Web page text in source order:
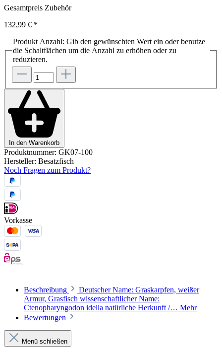
Gesamtpreis Zubehör
132,99 € *
Produkt Anzahl: Gib den gewünschten Wert ein oder benutze
die Schaltflächen um die Anzahl zu erhöhen oder zu
reduzieren.
In den Warenkorb
Produktnummer: GK07-100
Hersteller: Besatzfisch
Noch Fragen zum Produkt?
Vorkasse
Beschreibung
Deutscher Name: Graskarpfen, weißer
Armur, Grasfisch wissenschaftlicher Name:
Ctenopharyngodon idella natürliche Herkunft /… Mehr
Bewertungen
Menü schließen